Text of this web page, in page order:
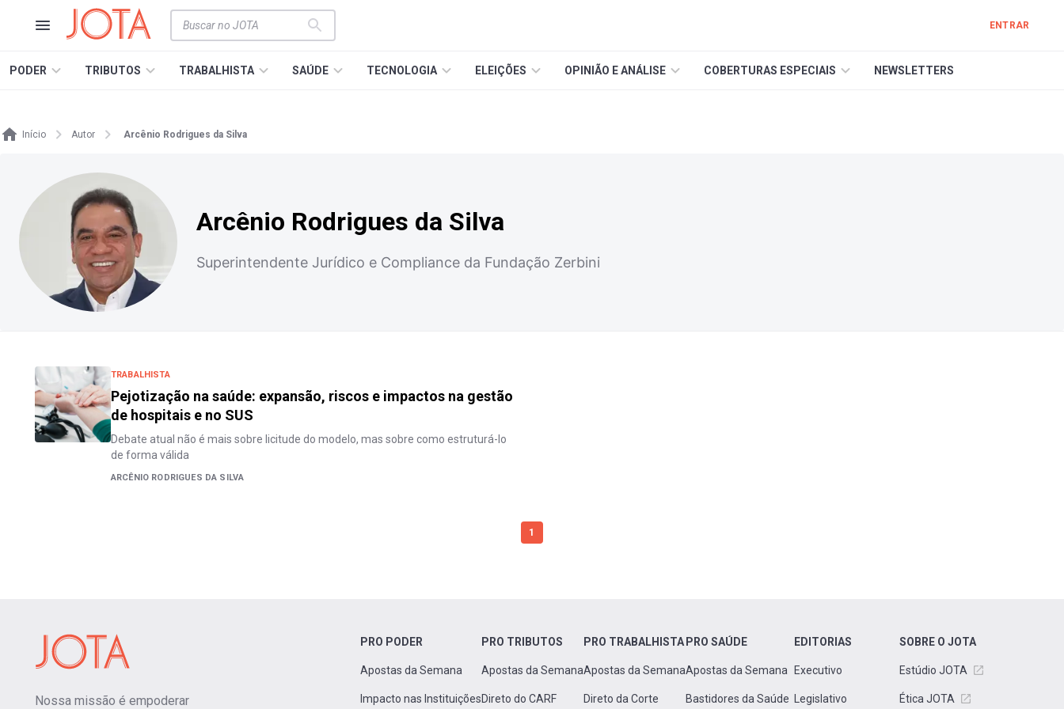
ENTRAR
PODER TRIBUTOS TRABALHISTA SAÚDE TECNOLOGIA ELEIÇÕES OPINIÃO E ANÁLISE COBERTURAS ESPECIAIS NEWSLETTERS
Início Autor Arcênio Rodrigues da Silva
Arcênio Rodrigues da Silva
Superintendente Jurídico e Compliance da Fundação Zerbini
TRABALHISTA
Pejotização na saúde: expansão, riscos e impactos na gestão
de hospitais e no SUS
Debate atual não é mais sobre licitude do modelo, mas sobre como estruturá-lo
de forma válida
ARCÊNIO RODRIGUES DA SILVA
1
Nossa missão é empoderar
PRO PODER
Apostas da Semana
Impacto nas Instituições
PRO TRIBUTOS
Apostas da Semana
Direto do CARF
PRO TRABALHISTA
Apostas da Semana
Direto da Corte
PRO SAÚDE
Apostas da Semana
Bastidores da Saúde
EDITORIAS
Executivo
Legislativo
SOBRE O JOTA
Estúdio JOTA
Ética JOTA